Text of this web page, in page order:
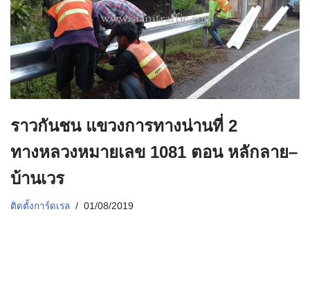
ราวกันชน แขวงการทางน่านที่ 2
ทางหลวงหมายเลข 1081 ตอน หลักลาย–
บ้านเวร
ติดตั้งการ์ดเรล 01/08/2019